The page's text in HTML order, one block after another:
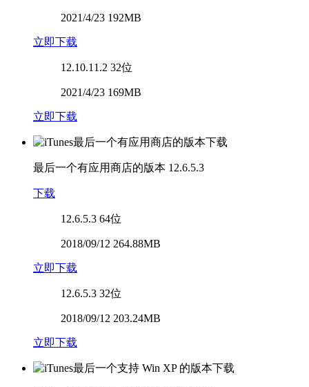
2021/4/23 192MB
立即下载
12.10.11.2 32位
2021/4/23 169MB
立即下载
最后一个有应用商店的版本 12.6.5.3
下载
12.6.5.3 64位
2018/09/12 264.88MB
立即下载
12.6.5.3 32位
2018/09/12 203.24MB
立即下载